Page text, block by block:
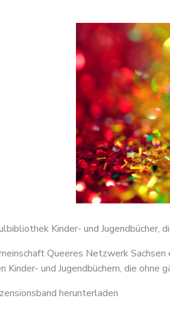
Kinder- und
Queeres Netzwerk
Kinder- und Jugendbüchern, die
herunterladen